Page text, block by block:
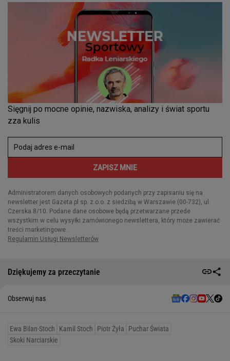
Dziękujemy za przeczytanie
Obserwuj nas
Ewa Bilan-Stoch Kamil Stoch Piotr Żyła
Puchar Świata
Skoki Narciarskie